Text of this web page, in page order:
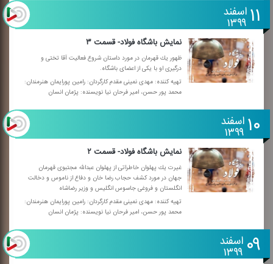
۱۱اسفند
۱۳۹۹
نمایش باشگاه فولاد- قسمت ۳
ظهور یك قهرمان در مورد داستان شروع فعالیت آقا تختی و
درگیری او با یكی از اعضای باشگاه.
تهیه كننده: مهدی نمینی مقدم كارگردان: رامین پورایمان هنرمندان:
محمد پور حسن، امیر فرحان نیا نویسنده: پژمان انسان
۱۰اسفند
۱۳۹۹
نمایش باشگاه فولاد- قسمت ۲
غیرت یك پهلوان خاطراتی از پهلوان عبدالله مجتبوی قهرمان
جهان در مورد كشف حجاب رضا خان و دفاع از ناموس و دخالت
انگلستان و فروغی جاسوس انگلیس و وزیر رضاشاه
تهیه كننده: مهدی نمینی مقدم كارگردان: رامین پورایمان هنرمندان:
محمد پور حسن، امیر فرحان نیا نویسنده: پژمان انسان
۰۹ اسفند
۱۳۹۹